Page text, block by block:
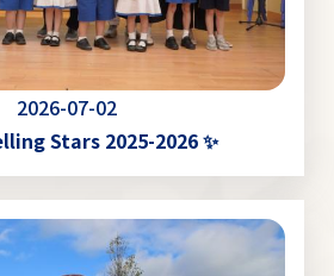
2026-07-02
Stars 2025-2026 ✨